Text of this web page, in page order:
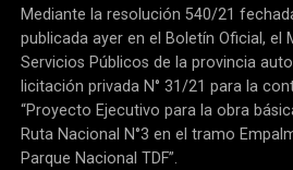
Mediante la resolución 540/21
publicada ayer en el Boletín Oficial, el
Servicios Públicos de la provincia
licitación privada N° 31/21 para la
“Proyecto Ejecutivo para la obra
Ruta Nacional N°3 en el tramo
Parque Nacional TDF”.